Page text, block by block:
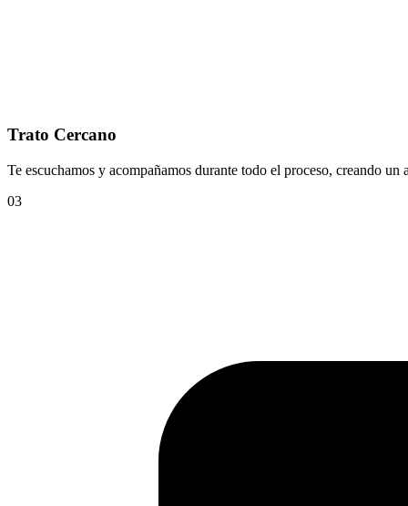
Trato Cercano
Te escuchamos y acompañamos durante todo el proceso, creando
03